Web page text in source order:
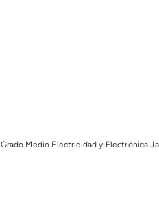
Grado Medio Electricidad y Electrónica